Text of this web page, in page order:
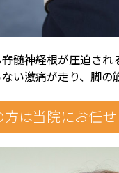
髄神経根が圧迫さ
い激痛が走り、脚の
は当院にお任